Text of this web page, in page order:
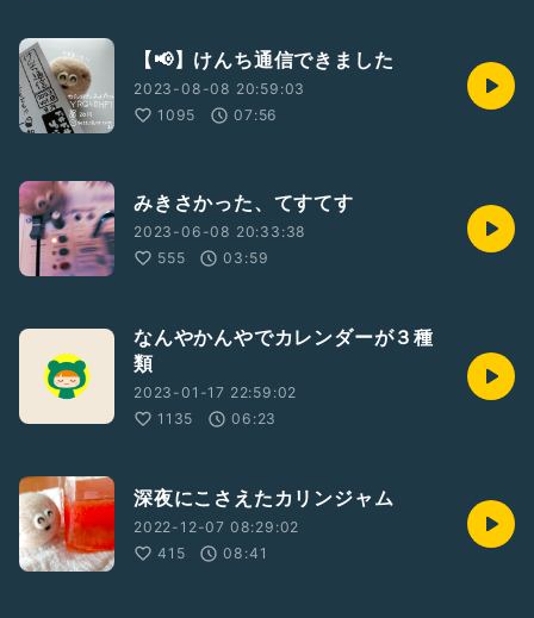
【📢】けんち通信できました
2023-08-08 20:59:03
1095
07:56
みきさかった、てすてす
2023-06-08 20:33:38
555
03:59
なんやかんやでカレンダーが３種
類
2023-01-17 22:59:02
1135
06:23
深夜にこさえたカリンジャム
2022-12-07 08:29:02
415
08:41